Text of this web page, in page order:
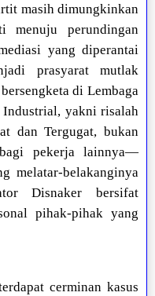
masih dimungkinkan
menuju perundingan
yang diperantai
prasyarat mutlak
di Lembaga
Industrial, yakni risalah
dan Tergugat, bukan
pekerja lainnya—
melatar-belakanginya
Disnaker bersifat
pihak-pihak yang
cerminan kasus